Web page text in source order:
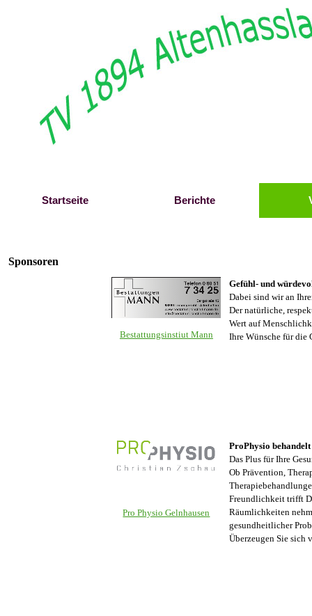
Startseite Berichte
Sponsoren
Bestattungsinstiut Mann
Gefühl- und
Dabei sind wir an
Der natürliche,
Wert auf
Ihre Wünsche für die
Pro Physio Gelnhausen
ProPhysio
Das Plus für Ihre
Ob Prävention,
Freundlichkeit trifft
Räumlichkeiten
gesundheitlicher
Überzeugen Sie sich